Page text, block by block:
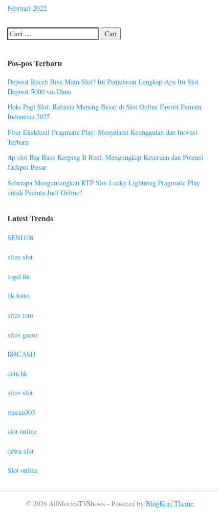
Februari 2022
Pos-pos Terbaru
Deposit Receh Bisa Main Slot? Ini Penjelasan Lengkap Apa Itu Slot
Deposit 5000 via Dana
Hoki Pagi Slot: Rahasia Menang Besar di Slot Online Favorit Pemain
Indonesia 2025
Fitur Eksklusif Pragmatic Play: Menyelami Keunggulan dan Inovasi
Terbaru
rtp slot Big Bass Keeping It Reel: Mengungkap Keseruan dan Potensi
Jackpot Besar
Seberapa Menguntungkan RTP Slot Lucky Lightning Pragmatic Play
untuk Pecinta Judi Online?
Latest Trends
SENI108
situs slot
togel hk
hk lotto
situs toto
situs gacor
I88CASH
data hk
situs slot
macau303
slot online
dewa slot
Slot online
© 2026 AllMoviesTVShows - Powered by BlogKori Theme